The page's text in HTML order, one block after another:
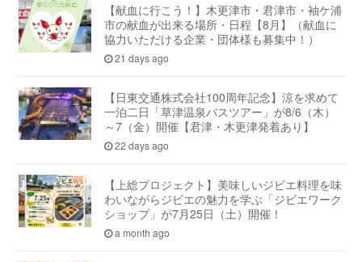
【献血に行こう！】木更津市・君津市・袖ケ浦
市の献血が出来る場所・日程【8月】（献血に
協力いただける企業・団体様も募集中！）
21 days ago
【日東交通株式会社100周年記念】涼を求めて
一泊二日「草津温泉バスツアー」が8/6（木）
～7（金）開催【君津・木更津発着あり】
22 days ago
【上総プロジェクト】美味しいジビエ料理を味
わいながらジビエの魅力を学ぶ「ジビエワーク
ショップ」が7月25日（土）開催！
a month ago